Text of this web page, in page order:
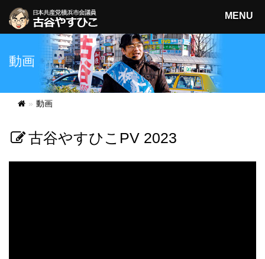
MENU
日本共産党横浜市会議員
古谷やすひこ
動画
動画
古谷やすひこPV 2023